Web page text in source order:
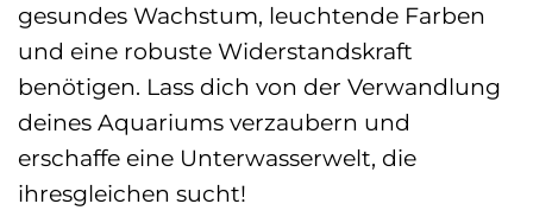
gesundes Wachstum, leuchtende Farben
und eine robuste Widerstandskraft
benötigen. Lass dich von der Verwandlung
deines Aquariums verzaubern und
erschaffe eine Unterwasserwelt, die
ihresgleichen sucht!